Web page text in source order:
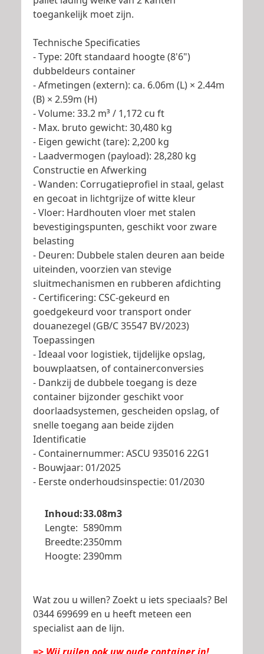
toegankelijk moet zijn.
Technische Specificaties
- Type: 20ft standaard hoogte (8'6")
dubbeldeurs container
- Afmetingen (extern): ca. 6.06m (L) × 2.44m
(B) × 2.59m (H)
- Volume: 33.2 m³ / 1,172 cu ft
- Max. bruto gewicht: 30,480 kg
- Eigen gewicht (tare): 2,200 kg
- Laadvermogen (payload): 28,280 kg
Constructie en Afwerking
- Wanden: Corrugatieprofiel in staal, gelast
en gecoat in lichtgrijze of witte kleur
- Vloer: Hardhouten vloer met stalen
bevestigingspunten, geschikt voor zware
belasting
- Deuren: Dubbele stalen deuren aan beide
uiteinden, voorzien van stevige
sluitmechanismen en rubberen afdichting
- Certificering: CSC-gekeurd en
goedgekeurd voor transport onder
douanezegel (GB/C 35547 BV/2023)
Toepassingen
- Ideaal voor logistiek, tijdelijke opslag,
bouwplaatsen, of containerconversies
- Dankzij de dubbele toegang is deze
container bijzonder geschikt voor
doorlaadsystemen, gescheiden opslag, of
snelle toegang aan beide zijden
Identificatie
- Containernummer: ASCU 935016 22G1
- Bouwjaar: 01/2025
- Eerste onderhoudsinspectie: 01/2030
Inhoud:33.08m3
Lengte: 5890mm
Breedte:2350mm
Hoogte: 2390mm
Wat zou u willen? Zoekt u iets speciaals? Bel
0344 699699 en u heeft meteen een
specialist aan de lijn.